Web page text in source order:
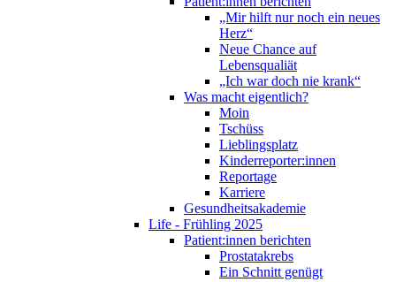
„Mir hilft nur noch ein neues
Herz“
Neue Chance auf
Lebensqualiät
„Ich war doch nie krank“
Was macht eigentlich?
Moin
Tschüss
Lieblingsplatz
Kinderreporter:innen
Reportage
Karriere
Gesundheitsakademie
Life - Frühling 2025
Patient:innen berichten
Prostatakrebs
Ein Schnitt genügt